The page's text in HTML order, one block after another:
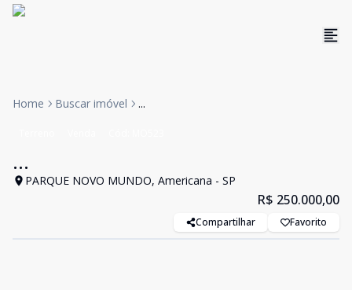
Home Buscar imóvel ...
...
PARQUE NOVO MUNDO, Americana - SP
R$ 250.000,00
Compartilhar Favorito